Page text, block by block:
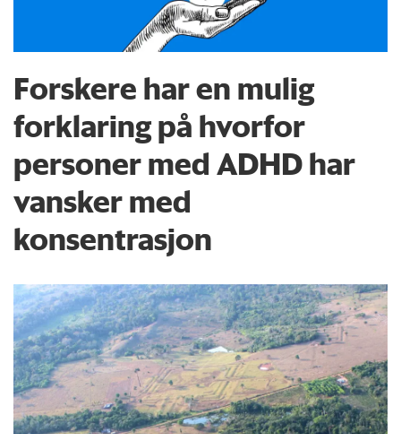
Forskere har en mulig
forklaring på hvorfor
personer med ADHD har
vansker med
konsentrasjon